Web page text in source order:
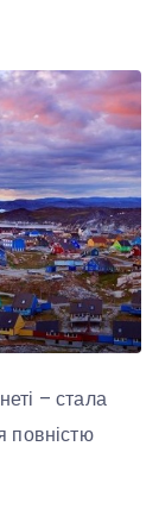
– стала
повністю